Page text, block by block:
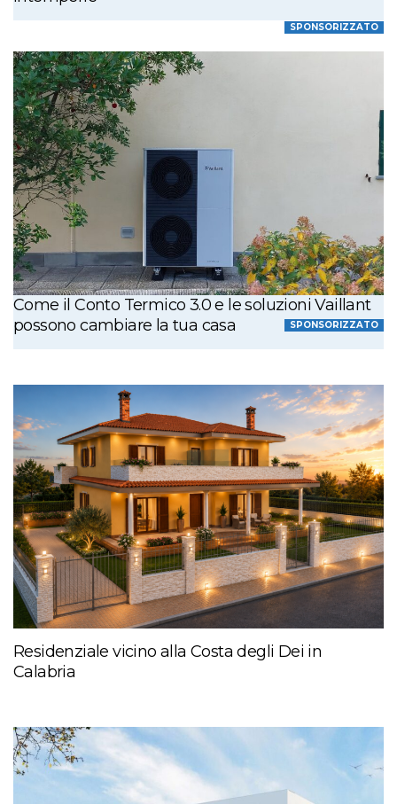
SPONSORIZZATO
Come il Conto Termico 3.0 e le soluzioni Vaillant
possono cambiare la tua casa
SPONSORIZZATO
Residenziale vicino alla Costa degli Dei in
Calabria